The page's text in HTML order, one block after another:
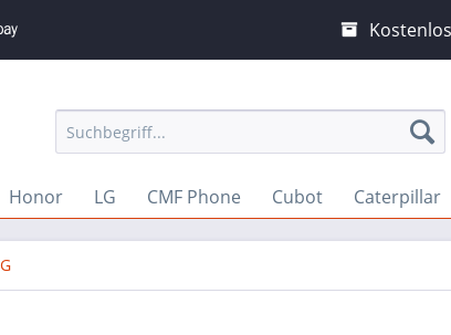
Honor LG CMF Phone Cubot Caterpillar